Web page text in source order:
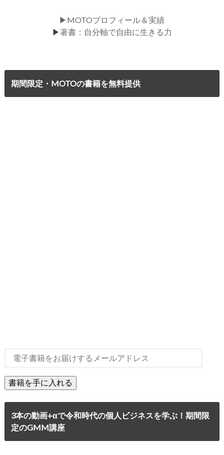
▶MOTOプロフィール＆実績
▶著書：自分軸で自由に生きる力
期間限定・MOTOの書籍を無料提供
3本の動画+αで令和時代の個人ビジネスを学ぶ！期間限
定のGMM講座